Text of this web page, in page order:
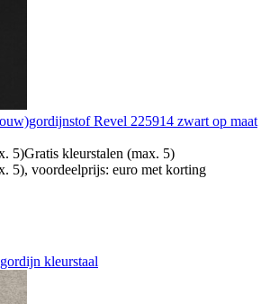
Revel 225914 zwart op maat
5)Gratis kleurstalen (max. 5)
5), voordeelprijs: euro met korting
kleurstaal